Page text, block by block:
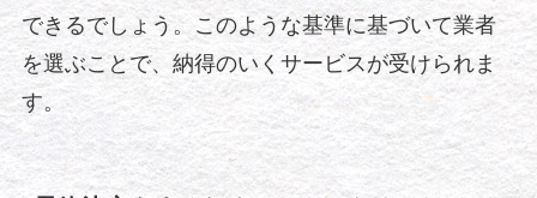
できるでしょう。このような基準に基づいて業者
を選ぶことで、納得のいくサービスが受けられま
す。